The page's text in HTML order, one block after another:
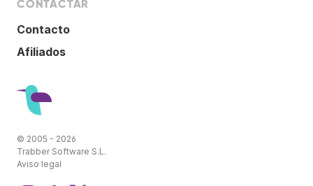
CONTACTAR
Contacto
Afiliados
© 2005 - 2026
Trabber Software S.L.
Aviso legal